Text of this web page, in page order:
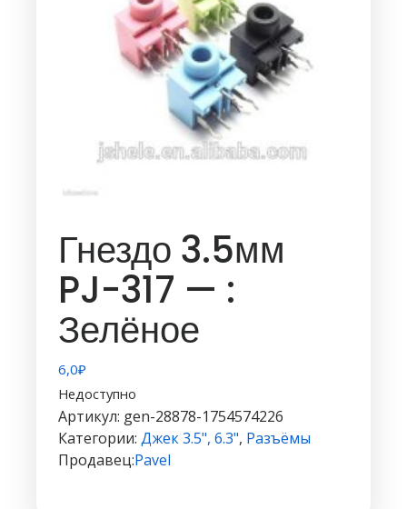
Гнездо 3.5мм
PJ-317 — :
Зелёное
6,0₽
Недоступно
Артикул: gen-28878-1754574226
Категории: Джек 3.5", 6.3", Разъёмы
Продавец:Pavel